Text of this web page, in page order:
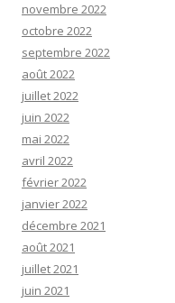
novembre 2022
octobre 2022
septembre 2022
août 2022
juillet 2022
juin 2022
mai 2022
avril 2022
février 2022
janvier 2022
décembre 2021
août 2021
juillet 2021
juin 2021